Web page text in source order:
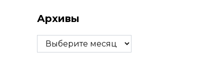
Архивы
Архивы